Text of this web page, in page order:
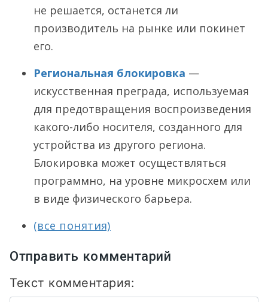
не решается, останется ли
производитель на рынке или покинет
его.
Региональная блокировка —
искусственная преграда, используемая
для предотвращения воспроизведения
какого-либо носителя, созданного для
устройства из другого региона.
Блокировка может осуществляться
программно, на уровне микросхем или
в виде физического барьера.
(все понятия)
Отправить комментарий
Текст комментария: